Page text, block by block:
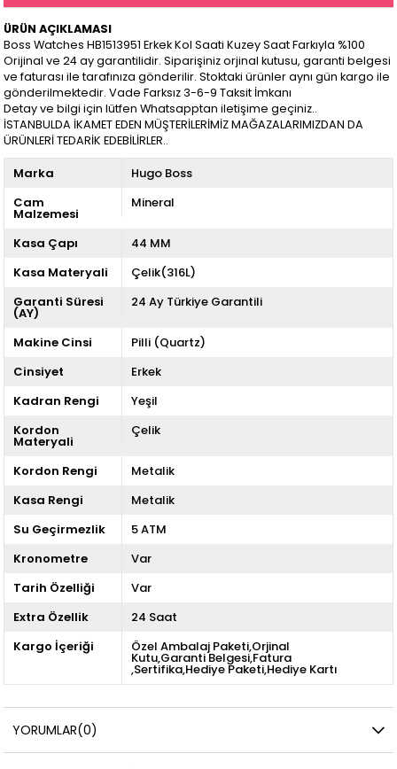
ÜRÜN AÇIKLAMASI
Boss Watches HB1513951 Erkek Kol Saati Kuzey Saat Farkıyla %100
Orijinal ve 24 ay garantilidir. Siparişiniz orjinal kutusu, garanti belgesi
ve faturası ile tarafınıza gönderilir. Stoktaki ürünler aynı gün kargo ile
gönderilmektedir. Vade Farksız 3-6-9 Taksit İmkanı
Detay ve bilgi için lütfen Whatsapptan iletişime geçiniz..
İSTANBULDA İKAMET EDEN MÜŞTERİLERİMİZ MAĞAZALARIMIZDAN DA
ÜRÜNLERİ TEDARİK EDEBİLİRLER..
Marka
Hugo Boss
Cam
Malzemesi
Mineral
Kasa Çapı
44 MM
Kasa Materyali
Çelik(316L)
Garanti Süresi
(AY)
24 Ay Türkiye Garantili
Makine Cinsi
Pilli (Quartz)
Cinsiyet
Erkek
Kadran Rengi
Yeşil
Kordon
Materyali
Çelik
Kordon Rengi
Metalik
Kasa Rengi
Metalik
Su Geçirmezlik
5 ATM
Kronometre
Var
Tarih Özelliği
Var
Extra Özellik
24 Saat
Kargo İçeriği
Özel Ambalaj Paketi,Orjinal
Kutu,Garanti Belgesi,Fatura
,Sertifika,Hediye Paketi,Hediye Kartı
YORUMLAR(0)